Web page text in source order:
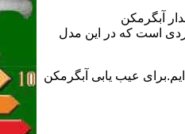
آبگرمکن
است که در این مدل
عیب یابی آبگرمکن